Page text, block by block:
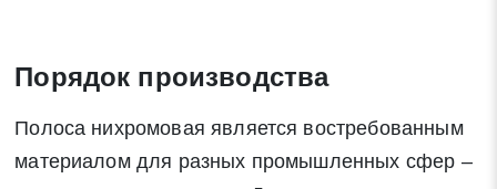
Порядок производства
Полоса нихромовая является востребованным
материалом для разных промышленных сфер –